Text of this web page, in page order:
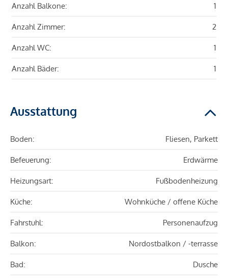
Anzahl Balkone: 1
Anzahl Zimmer: 2
Anzahl WC: 1
Anzahl Bäder: 1
Ausstattung
Boden: Fliesen, Parkett
Befeuerung: Erdwärme
Heizungsart: Fußbodenheizung
Küche: Wohnküche / offene Küche
Fahrstuhl: Personenaufzug
Balkon: Nordostbalkon / -terrasse
Bad: Dusche